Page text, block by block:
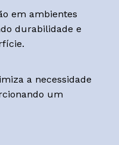
em ambientes
durabilidade e
a necessidade
um